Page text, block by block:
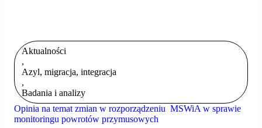
Aktualności
,
Azyl, migracja, integracja
,
Badania i analizy
Opinia na temat zmian w rozporządzeniu MSWiA w sprawie
monitoringu powrotów przymusowych